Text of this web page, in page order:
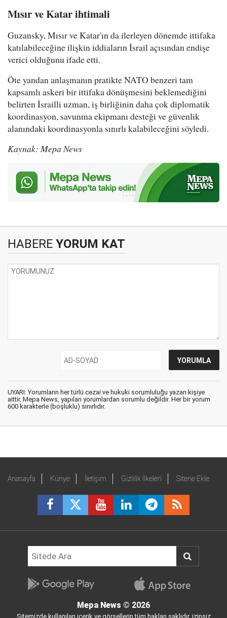
Mısır ve Katar ihtimali
Guzansky, Mısır ve Katar'ın da ilerleyen dönemde ittifaka
katılabileceğine ilişkin iddiaların İsrail açısından endişe
verici olduğunu ifade etti.
Öte yandan anlaşmanın pratikte NATO benzeri tam
kapsamlı askeri bir ittifaka dönüşmesini beklemediğini
belirten İsrailli uzman, iş birliğinin daha çok diplomatik
koordinasyon, savunma ekipmanı desteği ve güvenlik
alanındaki koordinasyonla sınırlı kalabileceğini söyledi.
Kaynak: Mepa News
HABERE YORUM KAT
UYARI: Yorumların her türlü cezai ve hukuki sorumluluğu yazan kişiye
aittir. Mepa News, yapılan yorumlardan sorumlu değildir. Her bir yorum
600 karakterle (boşluklu) sınırlıdır.
Anasayfa Künye İletişim Gizlilik İlkeleri Sitene Ekle
Mepa News © 2026
Sitemizde kullanılan içerik ve görsellerin tüm hakları saklıdır, izinsiz